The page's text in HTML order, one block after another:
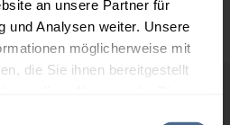
an unsere Partner für
und Analysen weiter. Unsere
möglicherweise mit
die Sie ihnen bereitgestellt
bei einer Lieferstelle.